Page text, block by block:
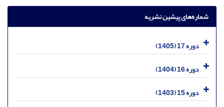
شماره‌های پیشین نشریه
دوره 17 (1405)
دوره 16 (1404)
دوره 15 (1403)